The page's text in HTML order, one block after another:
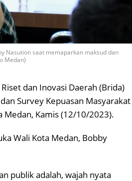
Nasution saat memaparkan maksud dan
Medan)
dan Inovasi Daerah (Brida)
Survey Kepuasan Masyarakat
Medan, Kamis (12/10/2023).
Wali Kota Medan, Bobby
publik adalah, wajah nyata